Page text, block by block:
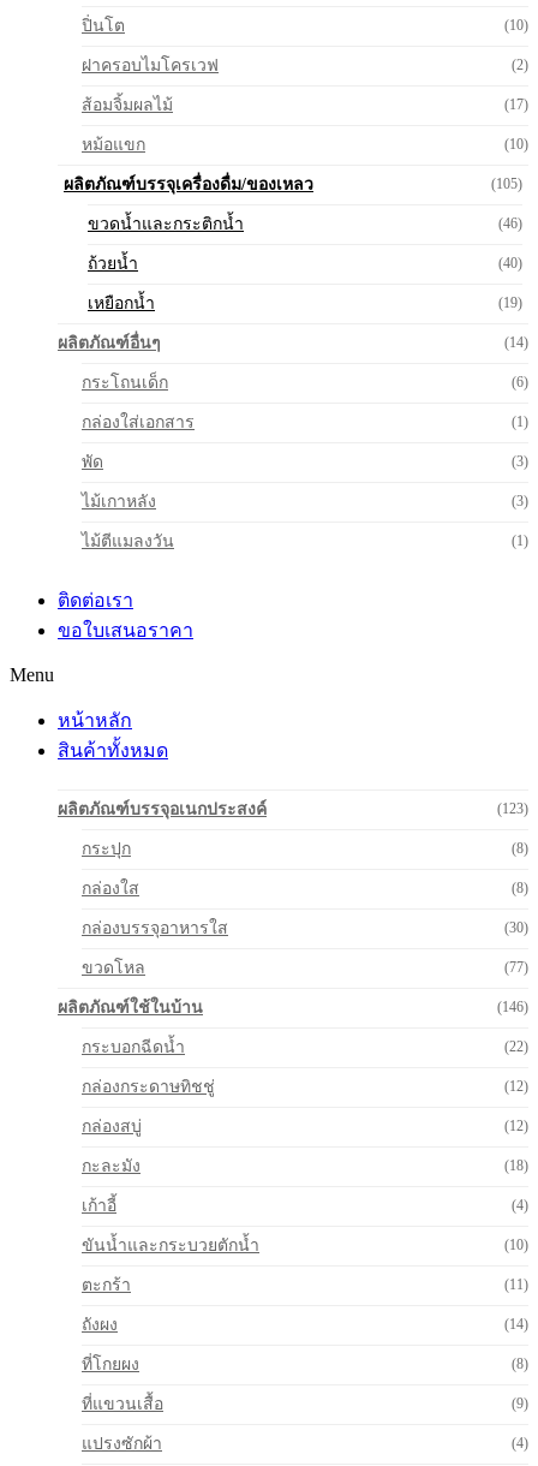
ปิ่นโต (10)
ฝาครอบไมโครเวฟ (2)
ส้อมจิ้มผลไม้ (17)
หม้อแขก (10)
ผลิตภัณฑ์บรรจุเครื่องดื่ม/ของเหลว (105)
ขวดน้ำและกระติกน้ำ (46)
ถ้วยน้ำ (40)
เหยือกน้ำ (19)
ผลิตภัณฑ์อื่นๆ (14)
กระโถนเด็ก (6)
กล่องใส่เอกสาร (1)
พัด (3)
ไม้เกาหลัง (3)
ไม้ตีแมลงวัน (1)
ติดต่อเรา
ขอใบเสนอราคา
Menu
หน้าหลัก
สินค้าทั้งหมด
ผลิตภัณฑ์บรรจุอเนกประสงค์ (123)
กระปุก (8)
กล่องใส (8)
กล่องบรรจุอาหารใส (30)
ขวดโหล (77)
ผลิตภัณฑ์ใช้ในบ้าน (146)
กระบอกฉีดน้ำ (22)
กล่องกระดาษทิชชู่ (12)
กล่องสบู่ (12)
กะละมัง (18)
เก้าอี้ (4)
ขันน้ำและกระบวยตักน้ำ (10)
ตะกร้า (11)
ถังผง (14)
ที่โกยผง (8)
ที่แขวนเสื้อ (9)
แปรงซักผ้า (4)